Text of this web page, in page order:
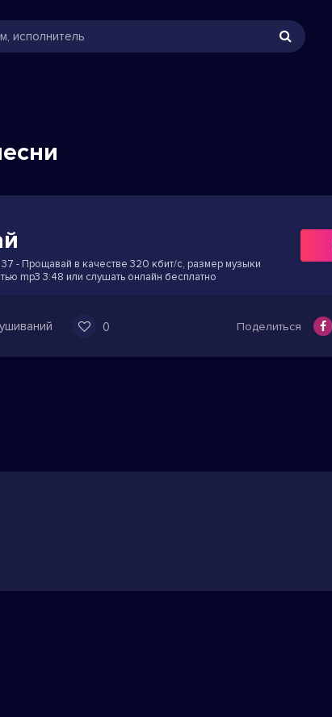
- Прощавай в качестве 320 кбит/с, размер музыки
mp3 3:48 или слушать онлайн бесплатно
0 Поделиться